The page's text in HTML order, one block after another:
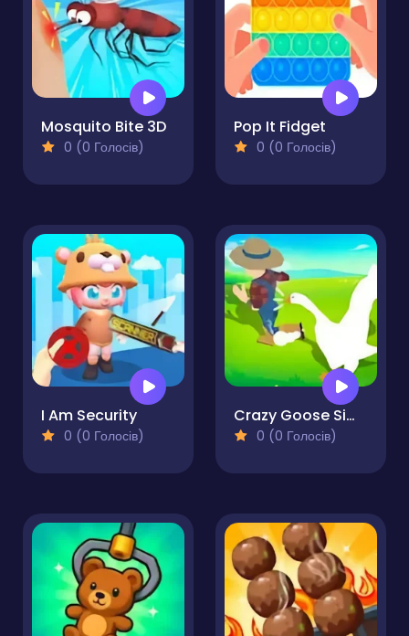
Mosquito Bite 3D
0 (0 Голосів)
Pop It Fidget
0 (0 Голосів)
I Am Security
0 (0 Голосів)
Crazy Goose Simulator
0 (0 Голосів)